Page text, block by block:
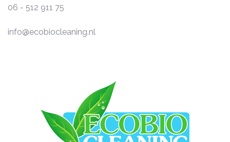
06 - 512 911 75
info@ecobiocleaning.nl